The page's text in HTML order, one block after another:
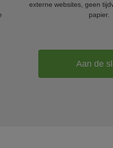
externe websites, geen
papier.
Aan de